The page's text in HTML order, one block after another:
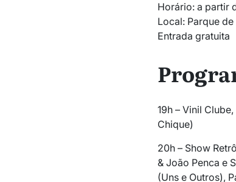
Horário: a partir
Local: Parque
Entrada gratuita
19h – Vinil
Chique)
20h – Show
& João Penca e
(Uns e Outros),